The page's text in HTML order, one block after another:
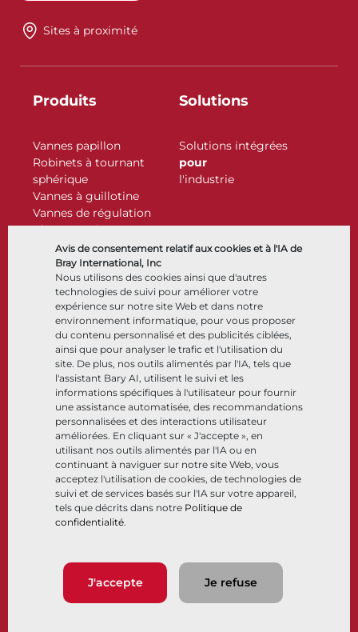
Avis de consentement relatif aux cookies et à l'IA de
Bray International, Inc
Nous utilisons des cookies ainsi que d'autres
technologies de suivi pour améliorer votre
expérience sur notre site Web et dans notre
environnement informatique, pour vous proposer
du contenu personnalisé et des publicités ciblées,
ainsi que pour analyser le trafic et l'utilisation du
site. De plus, nos outils alimentés par l'IA, tels que
l'assistant Bary AI, utilisent le suivi et les
informations spécifiques à l'utilisateur pour fournir
une assistance automatisée, des recommandations
personnalisées et des interactions utilisateur
améliorées. En cliquant sur « J'accepte », en
utilisant nos outils alimentés par l'IA ou en
continuant à naviguer sur notre site Web, vous
acceptez l'utilisation de cookies, de technologies de
suivi et de services basés sur l'IA sur votre appareil,
tels que décrits dans notre Politique de
confidentialité.
J'accepte Je refuse
Sites à proximité
Produits
Vannes papillon
Robinets à tournant
sphérique
Vannes à guillotine
Vannes de régulation
Clapets antiretour
Actionneurs
Accessoires de contrôle
Cryogénique
Solutions
Solutions intégrées
pour
l'industrie
Entreprise
À propos
Sites
Partenariats
Développement durable
Portail clients
Ressources
Documents
Centre de connaissance
Logiciels
Sélection de matériaux
Suivez-nous LinkedIn
© 2026 Bray International. Tous droits réservés
Politique de confidentialité